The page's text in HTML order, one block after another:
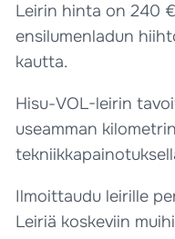
Leirin hinta on 240
ensilumenladun
kautta.
Hisu-VOL-leirin
useamman
Ilmoittaudu leirille
Leiriä koskeviin